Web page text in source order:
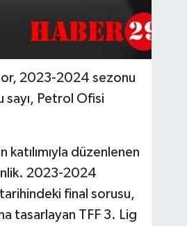
2023-2024 sezonu
sayı, Petrol Ofisi
düzenlenen
2023-2024
final sorusu,
tasarlayan TFF 3. Lig